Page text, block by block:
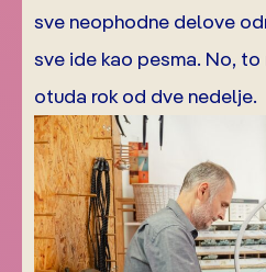
sve neophodne delove
sve ide kao pesma. No, to
otuda rok od dve nedelje.